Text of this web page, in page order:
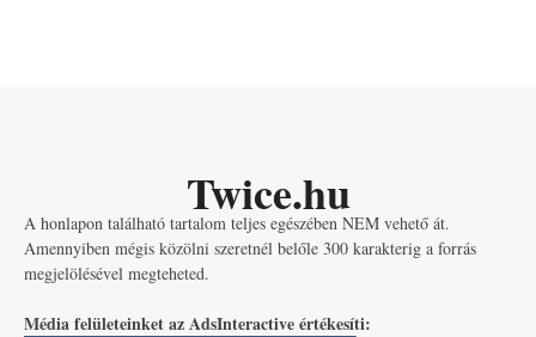
Twice.hu
A honlapon található tartalom teljes egészében NEM vehető át.
Amennyiben mégis közölni szeretnél belőle 300 karakterig a forrás
megjelölésével megteheted.
Média felületeinket az AdsInteractive értékesíti: